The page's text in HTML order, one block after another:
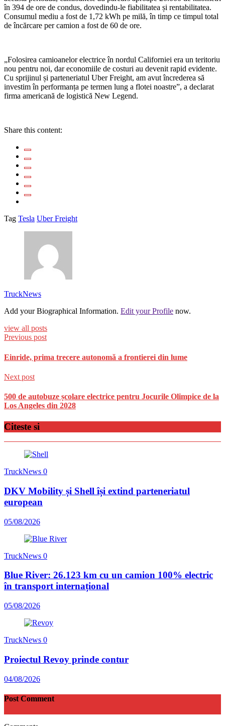
în 394 de ore de condus, dovedindu-le fiabilitatea și rentabilitatea.
Consumul mediu a fost de 1,72 kWh pe milă, în timp ce timpul total
de încărcare per camion a fost de 60 de ore.
„Folosirea camioanelor electrice în nordul Californiei era un teritoriu
nou pentru noi, dar economiile de costuri au devenit rapid evidente.
Cu sprijinul și parteneriatul Uber Freight, am avut încrederea să
investim în performanța pe termen lung a flotei noastre”, a declarat
firma americană de logistică New Legend.
Share this content:
Tag Tesla Uber Freight
TruckNews
Add your Biographical Information. Edit your Profile now.
view all posts
Previous post
Einride, prima trecere autonomă a frontierei din lume
Next post
500 de autobuze școlare electrice pentru Jocurile Olimpice de la
Los Angeles din 2028
Citeste si
TruckNews 0
DKV Mobility și Shell își extind parteneriatul
european
05/08/2026
TruckNews 0
Blue River: 26.123 km cu un camion 100% electric
în transport internațional
05/08/2026
TruckNews 0
Proiectul Revoy prinde contur
04/08/2026
Post Comment